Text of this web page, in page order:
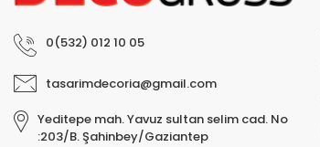
0(532) 012 10 05
tasarimdecoria@gmail.com
Yeditepe mah. Yavuz sultan selim cad. No
:203/B. Şahinbey/Gaziantep